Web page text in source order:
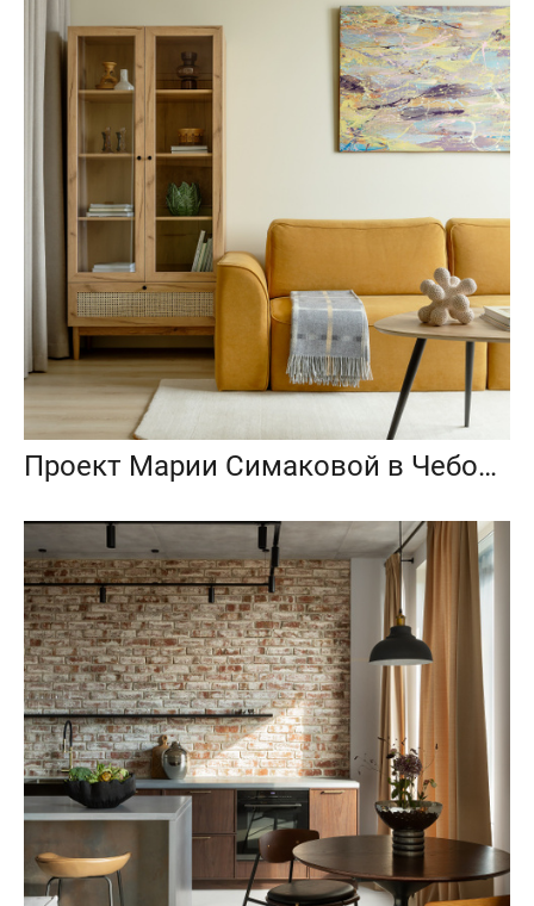
Проект Марии Симаковой в Чебоксарах